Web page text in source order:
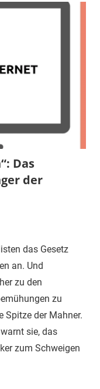
Das
der
das Gesetz
an. Und
zu den
zu
Spitze der Mahner.
sie, das
zum Schweigen